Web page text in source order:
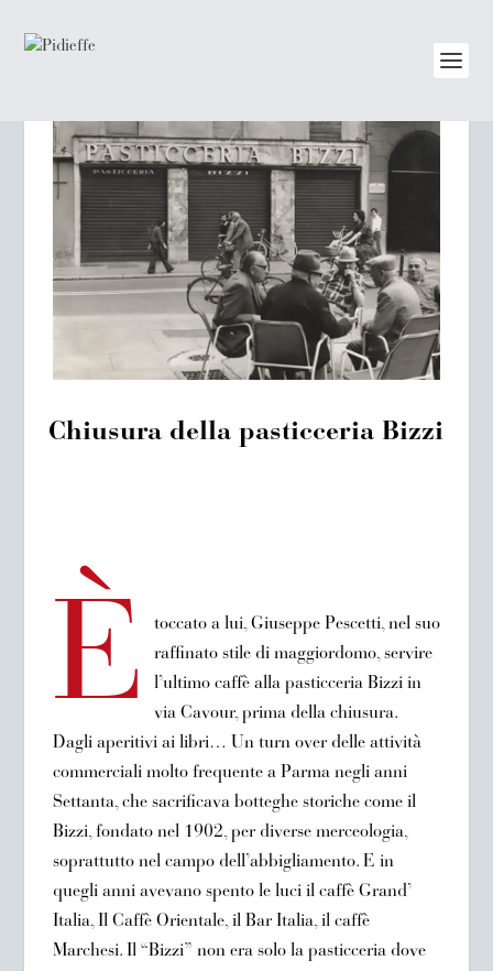
Chiusura della pasticceria Bizzi
È
toccato a lui, Giuseppe Pescetti, nel suo
raffinato stile di maggiordomo, servire
l’ultimo caffè alla pasticceria Bizzi in
via Cavour, prima della chiusura.
Dagli aperitivi ai libri… Un turn over delle attività
commerciali molto frequente a Parma negli anni
Settanta, che sacrificava botteghe storiche come il
Bizzi, fondato nel 1902, per diverse merceologia,
soprattutto nel campo dell’abbigliamento. E in
quegli anni avevano spento le luci il caffè Grand’
Italia, Il Caffè Orientale, il Bar Italia, il caffè
Marchesi. Il “Bizzi” non era solo la pasticceria dove